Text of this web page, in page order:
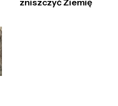
zniszczyć Ziemię